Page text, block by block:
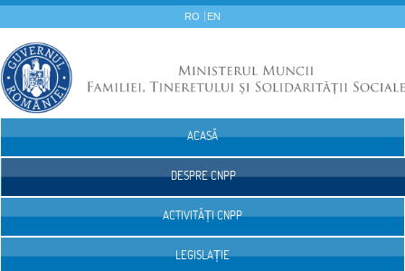
RO EN
ACASĂ
DESPRE CNPP
ACTIVITĂȚI CNPP
LEGISLAȚIE